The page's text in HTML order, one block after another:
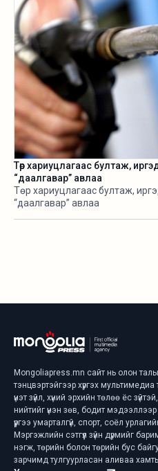
Төр хариуцлагаас бултаж, иргэд
“даалгавар” авлаа
Төр хариуцлагаас бултаж,
“даалгавар” авлаа
Mongoliapress.mn сайт нь олон
тэнцвэртэйгээр хүргэх
үнэт зүйл, хүний эрхийн төлөө ёс
нийтийг үнэн зөв, бодит мэдээллээр
үүргээ умарталгүй, спорт, соёл
Мэргэжлийн сэтгүүл зүйн дүрмийг
нэгж, төрийн болон төрийн бус
зарчимд тулгуурласан аливаа